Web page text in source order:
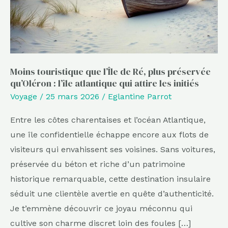
Moins touristique que l’Île de Ré, plus préservée
qu’Oléron : l’île atlantique qui attire les initiés
Voyage / 25 mars 2026 / Eglantine Parrot
Entre les côtes charentaises et l’océan Atlantique,
une île confidentielle échappe encore aux flots de
visiteurs qui envahissent ses voisines. Sans voitures,
préservée du béton et riche d’un patrimoine
historique remarquable, cette destination insulaire
séduit une clientèle avertie en quête d’authenticité.
Je t’emmène découvrir ce joyau méconnu qui
cultive son charme discret loin des foules […]
plus
préservée
qu’Oléron
:
l’île
atlantique
qui